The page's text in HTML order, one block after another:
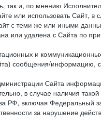
так и, по мнению
или использовать Сайт,
с теми же или иными
или удалена с Сайта по
и
сообщения/информацию,
Сайта
в случае наличия
РФ, включая
за нарушение